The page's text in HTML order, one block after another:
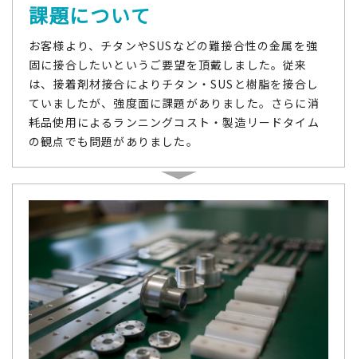
課題について
お客様より、チタンやSUSなどの難接合性の金属を強
固に接合したいというご要望を頂戴しました。従来
は、接着剤材接合によりチタン・SUSと樹脂を接合し
ていましたが、強度面に課題がありました。さらに消
耗品使用によるランニングコスト・製造リードタイム
の観点でも問題がありました。